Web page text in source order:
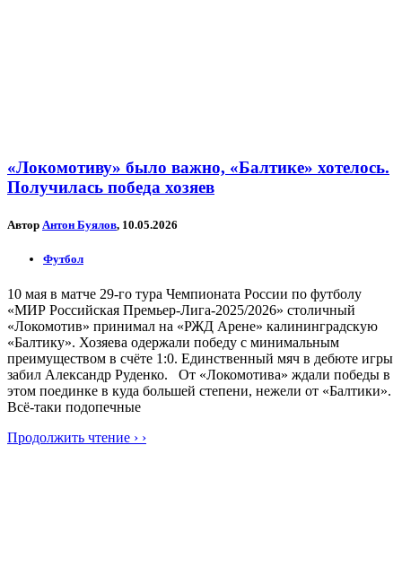
«Локомотиву» было важно, «Балтике» хотелось.
Получилась победа хозяев
Автор Антон Буялов, 10.05.2026
Футбол
10 мая в матче 29-го тура Чемпионата России по футболу
«МИР Российская Премьер-Лига-2025/2026» столичный
«Локомотив» принимал на «РЖД Арене» калининградскую
«Балтику». Хозяева одержали победу с минимальным
преимуществом в счёте 1:0. Единственный мяч в дебюте игры
забил Александр Руденко. От «Локомотива» ждали победы в
этом поединке в куда большей степени, нежели от «Балтики».
Всё-таки подопечные
Продолжить чтение › ›